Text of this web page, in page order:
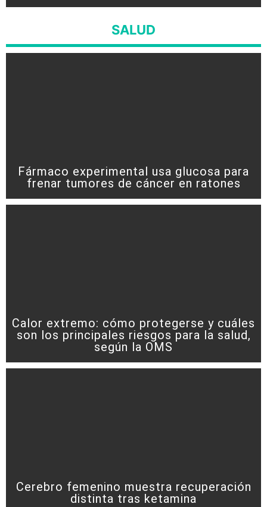
SALUD
Fármaco experimental usa glucosa para
frenar tumores de cáncer en ratones
Calor extremo: cómo protegerse y cuáles
son los principales riesgos para la salud,
según la OMS
Cerebro femenino muestra recuperación
distinta tras ketamina